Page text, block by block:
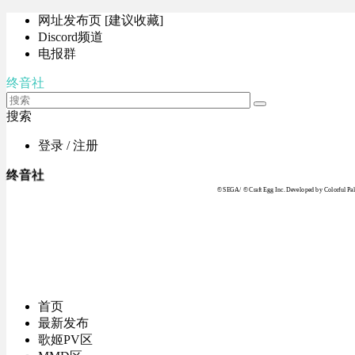
网址发布页 [建议收藏]
Discord频道
电报群
终音社
搜索
登录 / 注册
终音社
© SEGA / © Craft Egg Inc. Developed by Colorful
首页
最新发布
歌姬PV区